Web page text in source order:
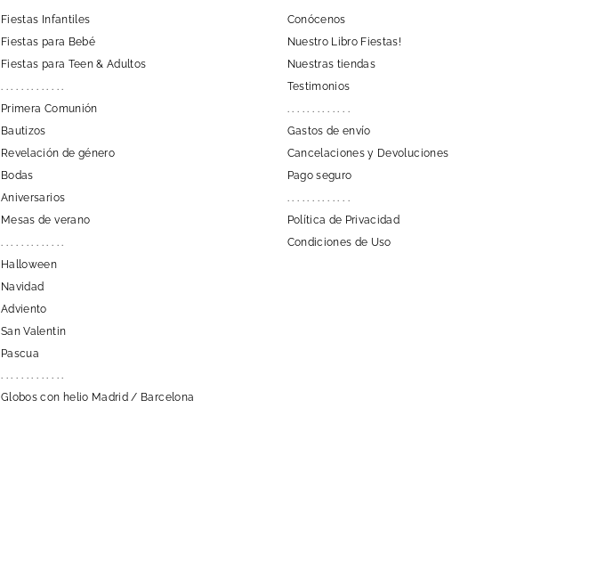
Fiestas Infantiles
Fiestas para Bebé
Fiestas para Teen & Adultos
. . . . . . . . . . . . .
Primera Comunión
Bautizos
Revelación de género
Bodas
Aniversarios
Mesas de verano
Halloween
Navidad
Adviento
San Valentin
Pascua
. . . . . . . . . . . . .
Globos con helio Madrid / Barcelona
Conócenos
Nuestro Libro Fiestas!
Nuestras tiendas
Testimonios
. . . . . . . . . . . . .
Gastos de envío
Cancelaciones y Devoluciones
Pago seguro
Política de Privacidad
Condiciones de Uso